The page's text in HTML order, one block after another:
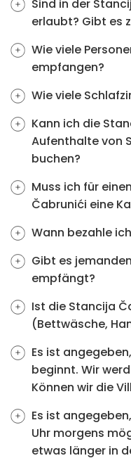
Sind in der
erlaubt? Gibt es
Wie viele
empfangen?
Wie viele
Kann ich die
Aufenthalte von
buchen?
Muss ich für
Čabrunići eine
Wann bezahle
Gibt es
empfängt?
Ist die Stancija
(Bettwäsche,
Es ist
beginnt. Wir
Können wir die
Es ist
Uhr morgens
etwas länger in